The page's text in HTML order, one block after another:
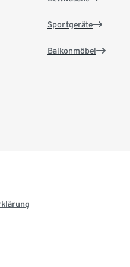
Sportgeräte
Balkonmöbel